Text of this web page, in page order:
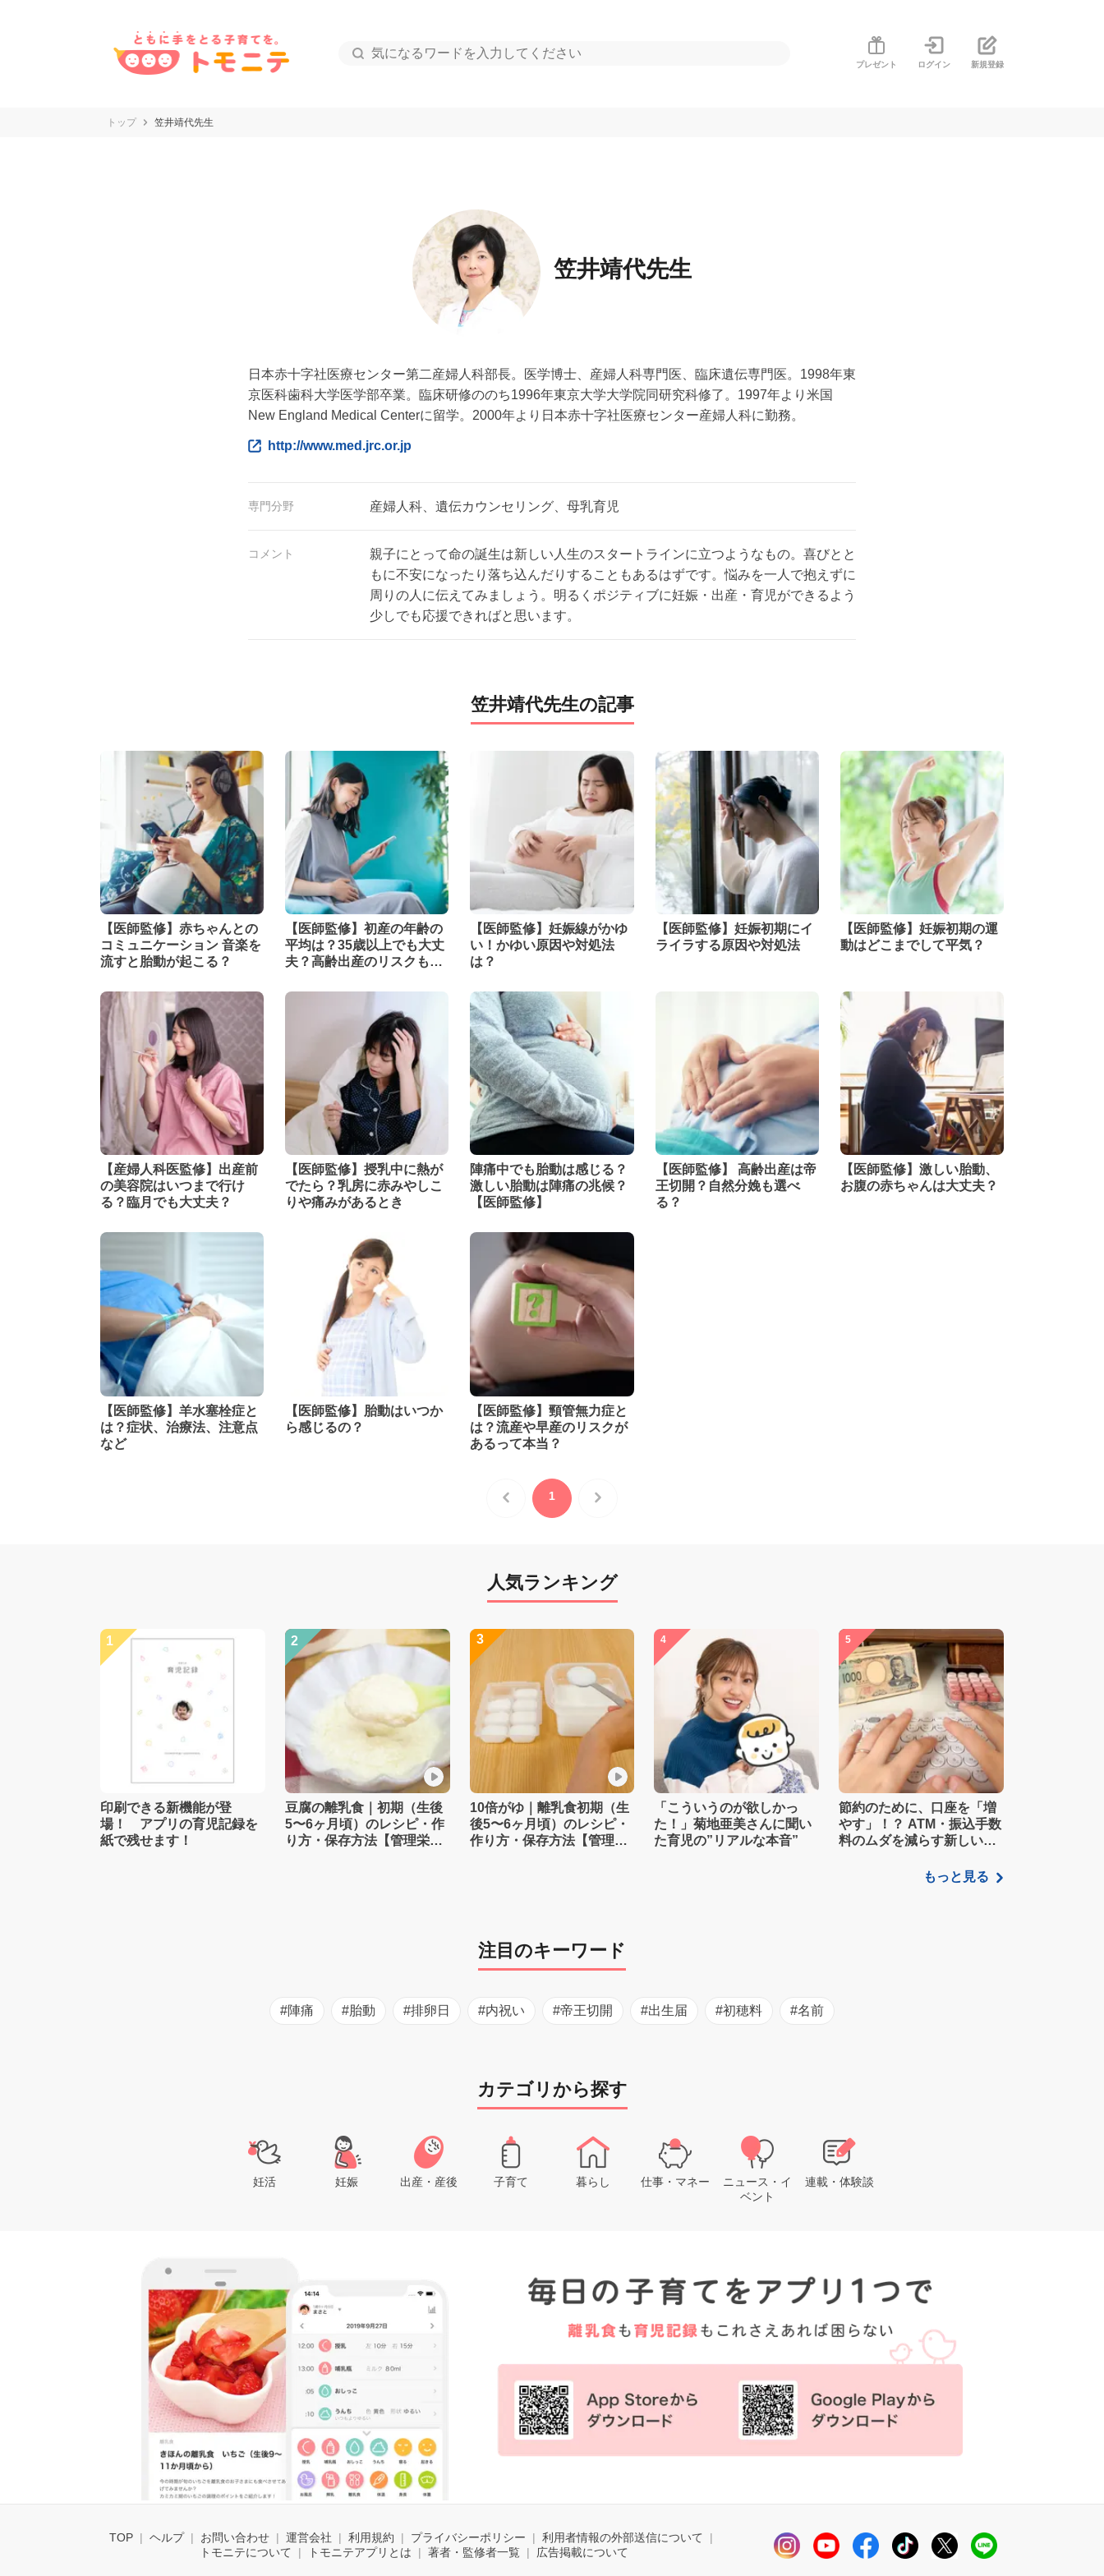
プレゼント ログイン 新規登録
トップ 笠井靖代先生
笠井靖代先生
日本赤十字社医療センター第二産婦人科部長。医学博士、産婦人科専門医、臨床遺伝専門医。1998年東
京医科歯科大学医学部卒業。臨床研修ののち1996年東京大学大学院同研究科修了。1997年より米国
New England Medical Centerに留学。2000年より日本赤十字社医療センター産婦人科に勤務。
http://www.med.jrc.or.jp
専門分野 産婦人科、遺伝カウンセリング、母乳育児
コメント
親子にとって命の誕生は新しい人生のスタートラインに立つようなもの。喜びとと
もに不安になったり落ち込んだりすることもあるはずです。悩みを一人で抱えずに
周りの人に伝えてみましょう。明るくポジティブに妊娠・出産・育児ができるよう
少しでも応援できればと思います。
笠井靖代先生の記事
【医師監修】赤ちゃんとの
コミュニケーション 音楽を
流すと胎動が起こる？
【医師監修】初産の年齢の
平均は？35歳以上でも大丈
夫？高齢出産のリスクも解
【医師監修】妊娠線がかゆ
い！かゆい原因や対処法
は？
【医師監修】妊娠初期にイ
ライラする原因や対処法
【医師監修】妊娠初期の運
動はどこまでして平気？
【産婦人科医監修】出産前
の美容院はいつまで行け
る？臨月でも大丈夫？
【医師監修】授乳中に熱が
でたら？乳房に赤みやしこ
りや痛みがあるとき
陣痛中でも胎動は感じる？
激しい胎動は陣痛の兆候？
【医師監修】
【医師監修】 高齢出産は帝
王切開？自然分娩も選べ
る？
【医師監修】激しい胎動、
お腹の赤ちゃんは大丈夫？
【医師監修】羊水塞栓症と
は？症状、治療法、注意点
など
【医師監修】胎動はいつか
ら感じるの？
【医師監修】頸管無力症と
は？流産や早産のリスクが
あるって本当？
1
人気ランキング
1
印刷できる新機能が登
場！ アプリの育児記録を
紙で残せます！
2
豆腐の離乳食｜初期（生後
5〜6ヶ月頃）のレシピ・作
り方・保存方法【管理栄養
3
10倍がゆ｜離乳食初期（生
後5〜6ヶ月頃）のレシピ・
作り方・保存方法【管理栄
4
「こういうのが欲しかっ
た！」菊地亜美さんに聞い
た育児の”リアルな本音”
5
節約のために、口座を「増
やす」！？ ATM・振込手数
料のムダを減らす新しい家
もっと見る
注目のキーワード
#陣痛 #胎動 #排卵日 #内祝い #帝王切開 #出生届 #初穂料 #名前
カテゴリから探す
妊活 妊娠 出産・産後 子育て 暮らし 仕事・マネー
ニュース・イ
ベント
連載・体験談
TOP ヘルプ お問い合わせ 運営会社 利用規約 プライバシーポリシー
利用者情報の外部送信について
トモニテについて
トモニテアプリとは 著者・監修者一覧 広告掲載について